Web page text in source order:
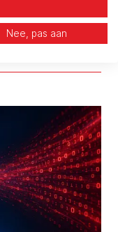
maakt
Nee, pas aan